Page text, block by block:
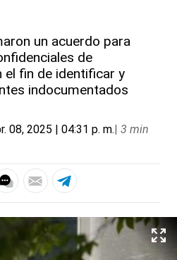
un acuerdo para
de
el fin de identificar y
indocumentados
08, 2025 | 04:31 p. m.| 3 min